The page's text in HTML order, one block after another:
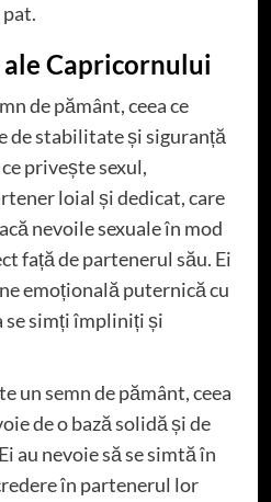
Capricornului
de pământ, ceea ce
de stabilitate și siguranță
privește sexul,
loial și dedicat, care
nevoile sexuale în mod
față de partenerul său. Ei
emoțională puternică cu
simți împliniți și
un semn de pământ, ceea
de o bază solidă și de
au nevoie să se simtă în
în partenerul lor